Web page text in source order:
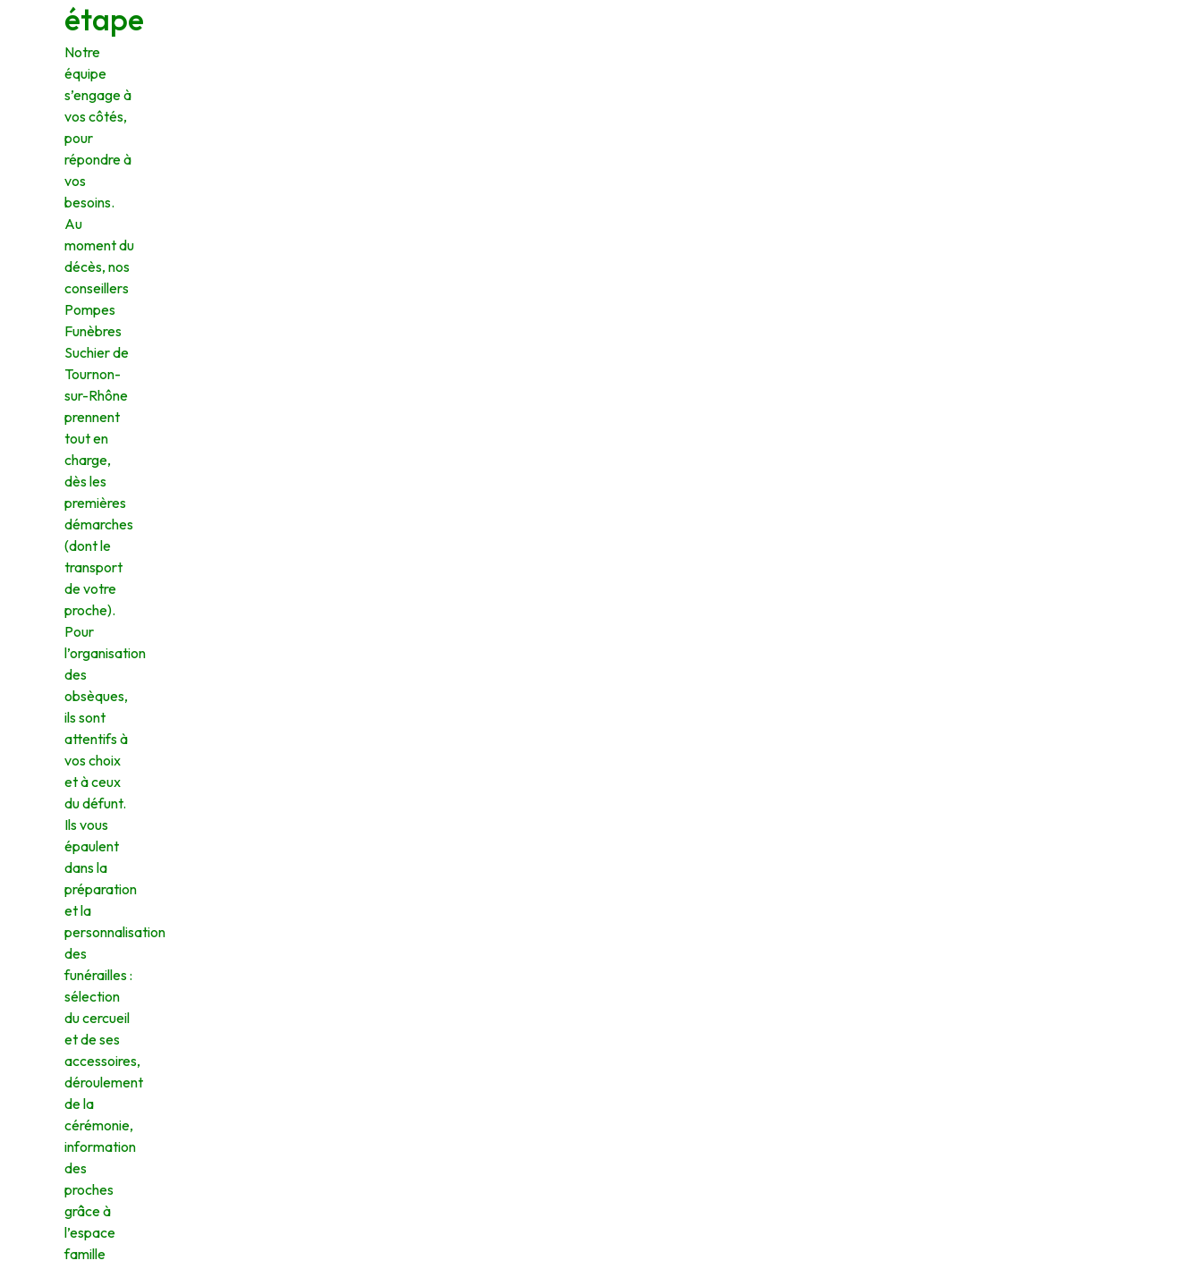
étape
Notre
équipe
s’engage à
vos côtés,
pour
répondre à
vos
besoins.
Au
moment du
décès, nos
conseillers
Pompes
Funèbres
Suchier de
Tournon-
sur-Rhône
prennent
tout en
charge,
dès les
premières
démarches
(dont le
transport
de votre
proche).
Pour
l’organisation
des
obsèques,
ils sont
attentifs à
vos choix
et à ceux
du défunt.
Ils vous
épaulent
dans la
préparation
et la
personnalisation
des
funérailles :
sélection
du cercueil
et de ses
accessoires,
déroulement
de la
cérémonie,
information
des
proches
grâce à
l’espace
famille